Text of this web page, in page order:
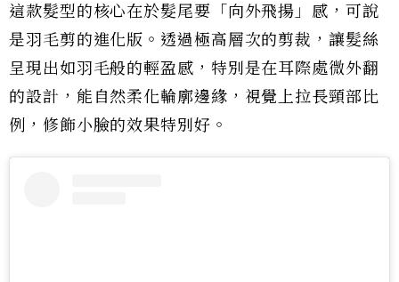
這款髮型的核心在於髮尾要「向外飛揚」感，可說
是羽毛剪的進化版。透過極高層次的剪裁，讓髮絲
呈現出如羽毛般的輕盈感，特別是在耳際處微外翻
的設計，能自然柔化輪廓邊緣，視覺上拉長頸部比
例，修飾小臉的效果特別好。